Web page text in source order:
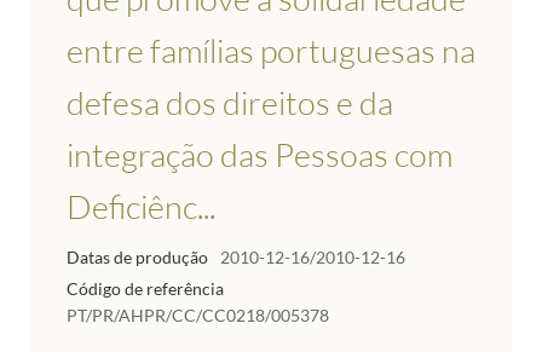
entre famílias portuguesas na
defesa dos direitos e da
integração das Pessoas com
Deficiênc...
Datas de produção
2010-12-16/2010-12-16
Código de referência
PT/PR/AHPR/CC/CC0218/005378